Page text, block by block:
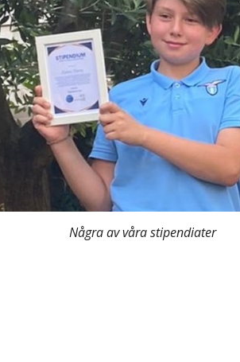
Några av våra stipendiater